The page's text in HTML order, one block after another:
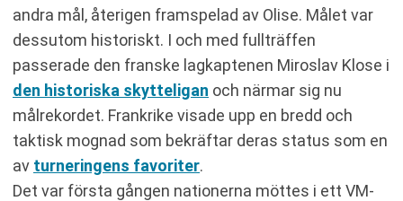
andra mål, återigen framspelad av Olise. Målet var
dessutom historiskt. I och med fullträffen
passerade den franske lagkaptenen Miroslav Klose i
den historiska skytteligan och närmar sig nu
målrekordet. Frankrike visade upp en bredd och
taktisk mognad som bekräftar deras status som en
av turneringens favoriter.
Det var första gången nationerna möttes i ett VM-